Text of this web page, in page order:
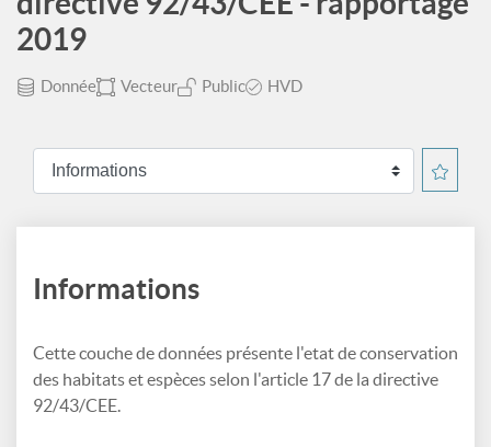
2019
Donnée Vecteur Public HVD
Informations
Cette couche de données présente l'etat de conservation
des habitats et espèces selon l'article 17 de la directive
92/43/CEE.